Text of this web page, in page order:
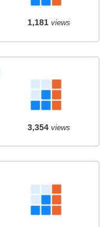
1,181views
3,354views